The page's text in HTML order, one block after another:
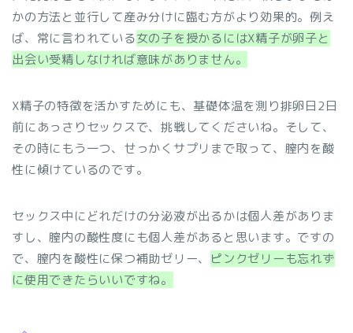
かの方法と並行して産み分けに臨む方がより効果的。例え
ば、常に言われている女の子を授かるにはX精子が卵子と
出会い受精しなければ意味がありません。
X精子の特徴を活かすためにも、基礎体温を測り排卵日2日
前にあっさりセックスで、挑戦してくださいね。そして、
その時にもう一つ、せっかくサプリまで取って、膣内を酸
性に傾けているのです。
セックス中にどれだけの分泌液が出るかは個人差がありま
すし、膣内の酸性度にも個人差があると思います。ですの
で、膣内を酸性に保つ補助ゼリー、 ピンクゼリーも忘れず
に使用できたらいいですね。